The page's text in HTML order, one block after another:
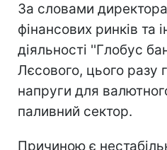
За словами
фінансових ринків та
діяльності ''Глобус
Лєсового, цього
напруги для
паливний сектор.
Причиною є